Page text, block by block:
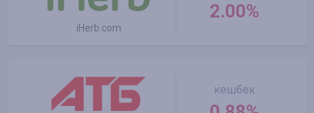
iHerb.com
2.00%
кешбек